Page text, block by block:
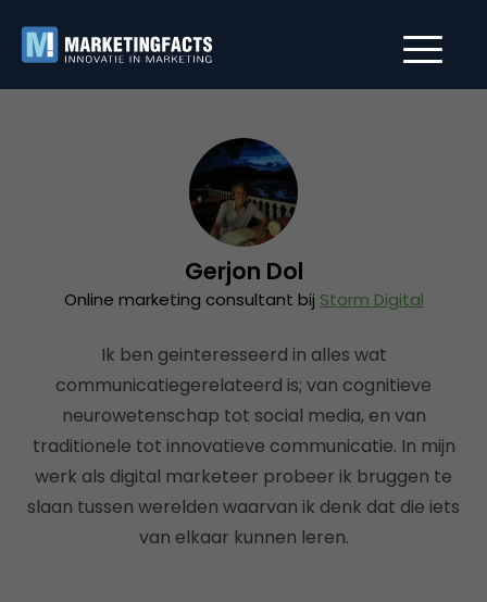
Gerjon Dol
Online marketing consultant bij Storm Digital
Ik ben geinteresseerd in alles wat
communicatiegerelateerd is; van cognitieve
neurowetenschap tot social media, en van
traditionele tot innovatieve communicatie. In mijn
werk als digital marketeer probeer ik bruggen te
slaan tussen werelden waarvan ik denk dat die iets
van elkaar kunnen leren.